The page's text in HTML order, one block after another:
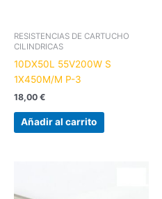
RESISTENCIAS DE CARTUCHO
CILINDRICAS
10DX50L 55V200W S
1X450M/M P-3
18,00 €
Añadir al carrito